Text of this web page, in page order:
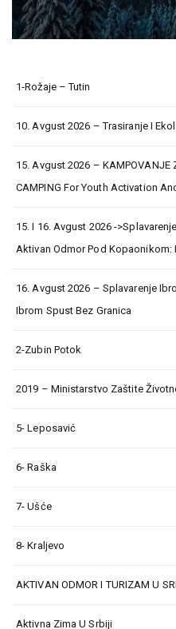
1-Rožaje – Tutin
10. Avgust 2026 – Trasiranje I
15. Avgust 2026 –
CAMPING For Youth Activation
15. I 16. Avgust 2026 -
Aktivan Odmor Pod Kopaonikom:
16. Avgust 2026 – Splavarenje
Ibrom Spust Bez Granica
2-Zubin Potok
2019 – Ministarstvo Zaštite
5- Leposavić
6- Raška
7- Ušće
8- Kraljevo
AKTIVAN ODMOR I TURIZAM U
Aktivna Zima U Srbiji